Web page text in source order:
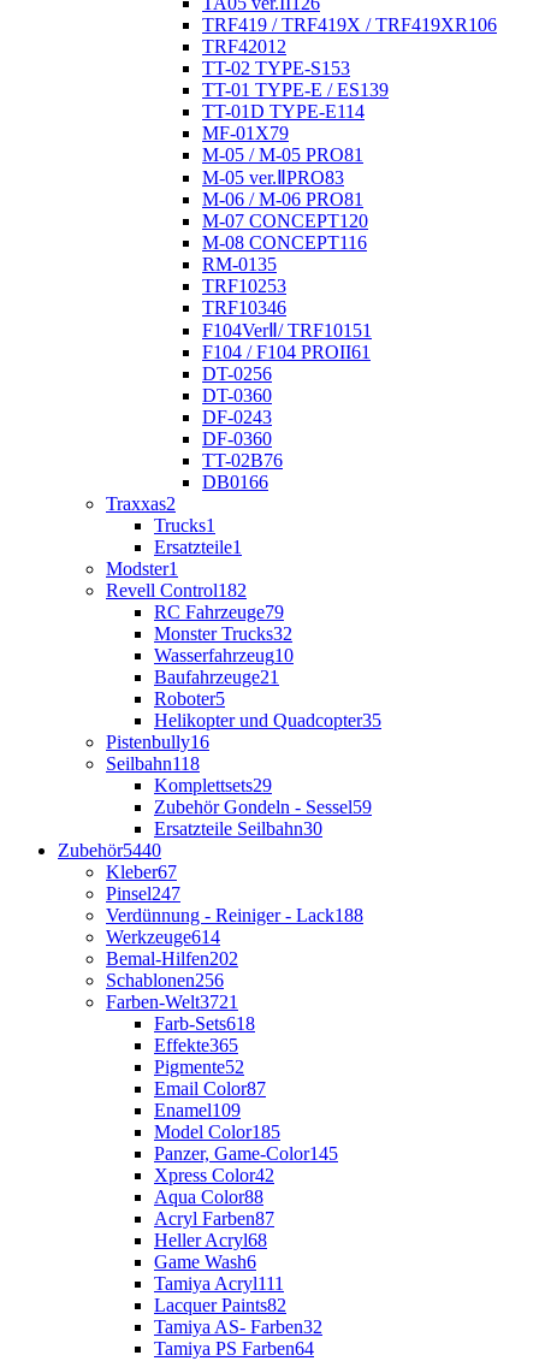
TRF419 / TRF419X / TRF419XR106
TRF42012
TT-02 TYPE-S153
TT-01 TYPE-E / ES139
TT-01D TYPE-E114
MF-01X79
M-05 / M-05 PRO81
M-05 ver.ⅡPRO83
M-06 / M-06 PRO81
M-07 CONCEPT120
M-08 CONCEPT116
RM-0135
TRF10253
TRF10346
F104VerⅡ/ TRF101 51
F104 / F104 PROII61
DT-0256
DT-0360
DF-0243
DF-0360
TT-02B76
DB0166
Traxxas2
Trucks1
Ersatzteile1
Modster1
Revell Control182
RC Fahrzeuge79
Monster Trucks32
Wasserfahrzeug10
Baufahrzeuge21
Roboter5
Helikopter und Quadcopter35
Pistenbully16
Seilbahn118
Komplettsets29
Zubehör Gondeln - Sessel59
Ersatzteile Seilbahn30
Zubehör5440
Kleber67
Pinsel247
Verdünnung - Reiniger - Lack188
Werkzeuge614
Bemal-Hilfen202
Schablonen256
Farben-Welt3721
Farb-Sets618
Effekte365
Pigmente52
Email Color87
Enamel109
Model Color185
Panzer, Game-Color145
Xpress Color42
Aqua Color88
Acryl Farben87
Heller Acryl68
Game Wash6
Tamiya Acryl111
Lacquer Paints82
Tamiya AS- Farben32
Tamiya PS Farben64